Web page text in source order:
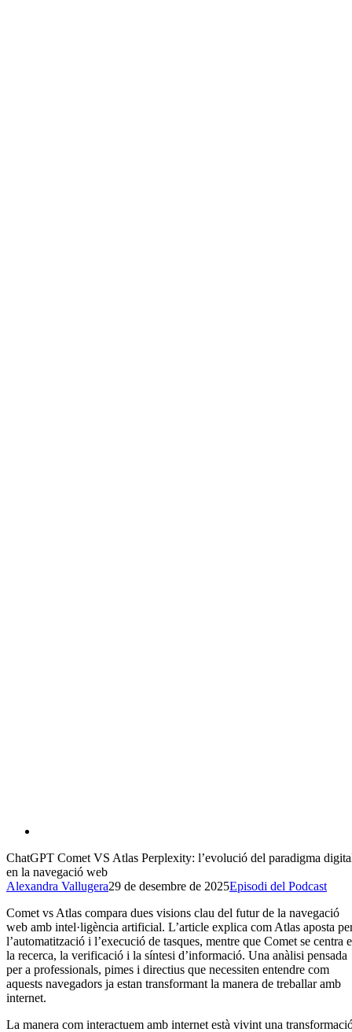
ChatGPT Comet VS Atlas Perplexity: l’evolució del paradigma
en la navegació web
Alexandra Vallugera29 de desembre de 2025Episodi del Podcast
Comet vs Atlas compara dues visions clau del futur de la navegació
web amb intel·ligència artificial. L’article explica com Atlas aposta
l’automatització i l’execució de tasques, mentre que Comet se centra
la recerca, la verificació i la síntesi d’informació. Una anàlisi pensada
per a professionals, pimes i directius que necessiten entendre com
aquests navegadors ja estan transformant la manera de treballar amb
internet.
La manera com interactuem amb internet està vivint una